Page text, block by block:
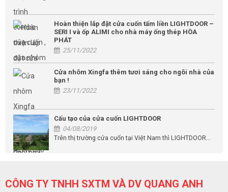
Hoàn thiện lắp đặt cửa cuốn tấm liền LIGHTDOOR –
SERI I và ốp ALIMI cho nhà máy ống thép HÒA
PHÁT
25/11/2022
Cửa nhôm Xingfa thêm tươi sáng cho ngôi nhà của
bạn !
23/11/2022
Cấu tạo của cửa cuốn LIGHTDOOR
04/08/2019
Trên thị trường cửa cuốn tại Việt Nam thì LIGHTDOOR...
CÔNG TY TNHH SXTM VÀ DV QUANG ANH